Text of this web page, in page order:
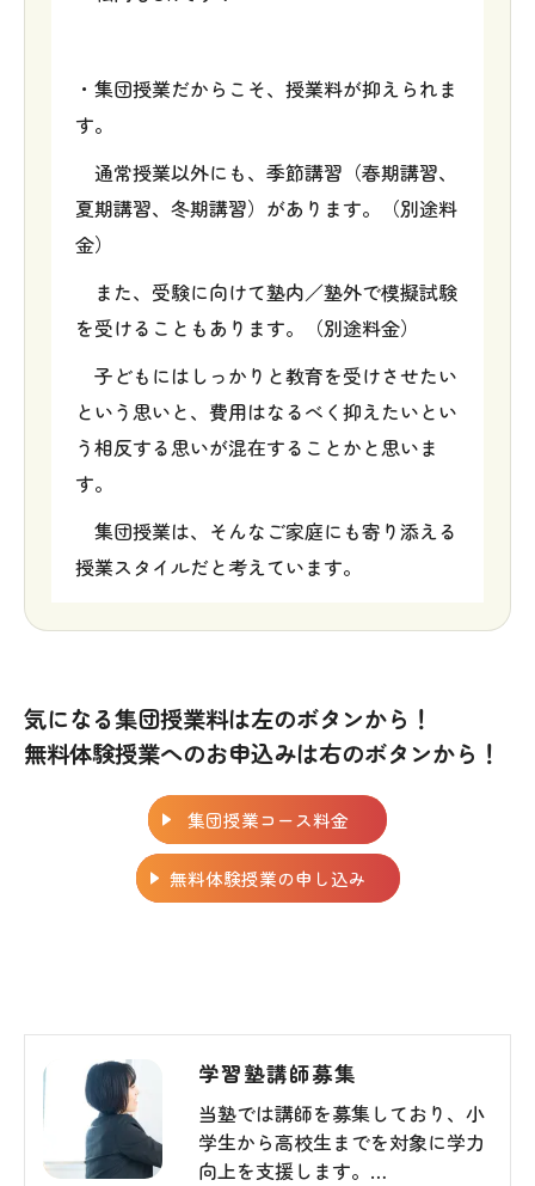
・集団授業だからこそ、授業料が抑えられま
す。
通常授業以外にも、季節講習（春期講習、
夏期講習、冬期講習）があります。（別途料
金）
また、受験に向けて塾内／塾外で模擬試験
を受けることもあります。（別途料金）
子どもにはしっかりと教育を受けさせたい
という思いと、費用はなるべく抑えたいとい
う相反する思いが混在することかと思いま
す。
集団授業は、そんなご家庭にも寄り添える
授業スタイルだと考えています。
気になる集団授業料は左のボタンから！
無料体験授業へのお申込みは右のボタンから！
集団授業コース料金
無料体験授業の申し込み
学習塾講師募集
当塾では講師を募集しており、小
学生から高校生までを対象に学力
向上を支援します。…